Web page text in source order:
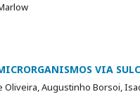
VIA
Oliveira, Augustinho Borsoi,